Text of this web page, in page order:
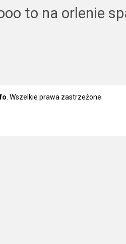
to na orlenie
. Wszelkie prawa zastrzeżone.